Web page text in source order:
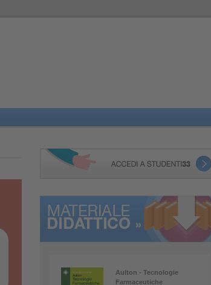
Aulton - Tecnologie
Farmaceutiche